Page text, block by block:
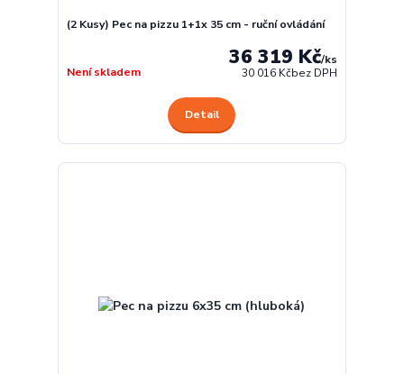
(2 Kusy) Pec na pizzu 1+1x 35 cm - ruční ovládání
36 319 Kč/ks
30 016 Kčbez DPH
Není skladem
Detail